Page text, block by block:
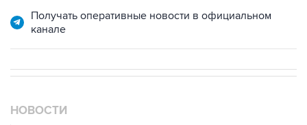
Получать оперативные новости в официальном
канале
НОВОСТИ